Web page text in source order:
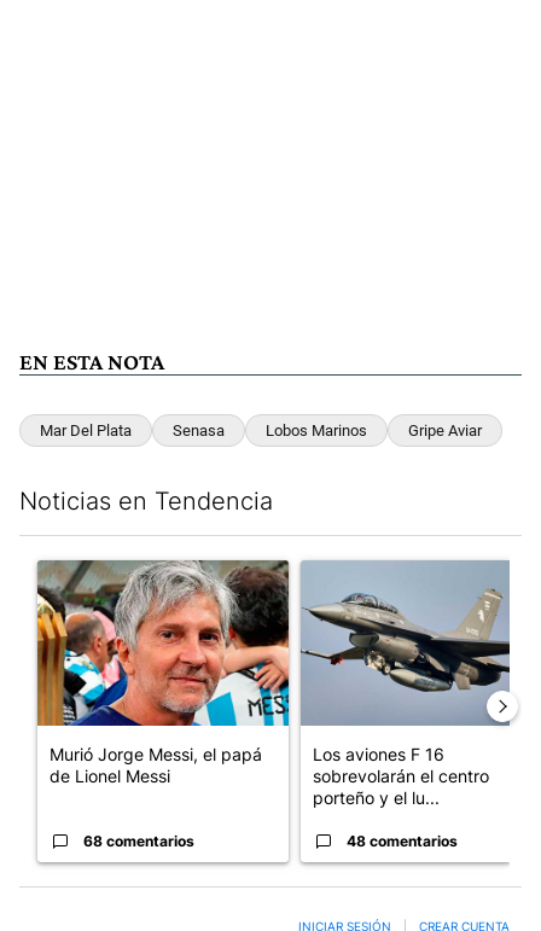
EN ESTA NOTA
Mar Del Plata Senasa Lobos Marinos Gripe Aviar
Noticias en Tendencia
Un artículo de tendencia con el título "Murió Jorge Messi, el
Murió Jorge Messi, el papá
de Lionel Messi
68 comentarios
Los aviones F 16
sobrevolarán el centro
porteño y el lu...
48 comentarios
INICIAR SESIÓN CREAR CUENTA